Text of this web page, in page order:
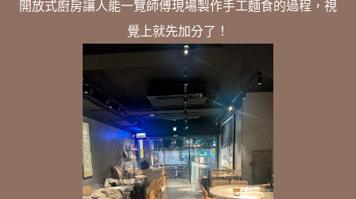
開放式廚房讓人能一覽師傅現場製作手工麵食的過程，視
覺上就先加分了！